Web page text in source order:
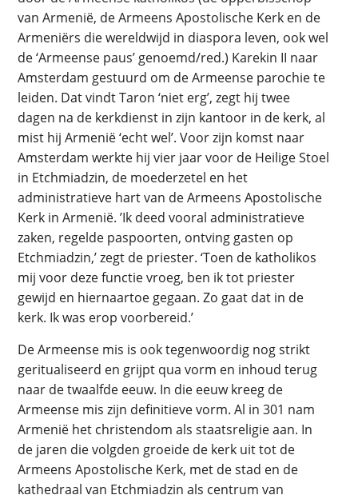
van Armenië, de Armeens Apostolische Kerk en de
Armeniërs die wereldwijd in diaspora leven, ook wel
de ‘Armeense paus’ genoemd/red.) Karekin II naar
Amsterdam gestuurd om de Armeense parochie te
leiden. Dat vindt Taron ‘niet erg’, zegt hij twee
dagen na de kerkdienst in zijn kantoor in de kerk, al
mist hij Armenië ‘echt wel’. Voor zijn komst naar
Amsterdam werkte hij vier jaar voor de Heilige Stoel
in Etchmiadzin, de moederzetel en het
administratieve hart van de Armeens Apostolische
Kerk in Armenië. ’Ik deed vooral administratieve
zaken, regelde paspoorten, ontving gasten op
Etchmiadzin,’ zegt de priester. ‘Toen de katholikos
mij voor deze functie vroeg, ben ik tot priester
gewijd en hiernaartoe gegaan. Zo gaat dat in de
kerk. Ik was erop voorbereid.’
De Armeense mis is ook tegenwoordig nog strikt
geritualiseerd en grijpt qua vorm en inhoud terug
naar de twaalfde eeuw. In die eeuw kreeg de
Armeense mis zijn definitieve vorm. Al in 301 nam
Armenië het christendom als staatsreligie aan. In
de jaren die volgden groeide de kerk uit tot de
Armeens Apostolische Kerk, met de stad en de
kathedraal van Etchmiadzin als centrum van